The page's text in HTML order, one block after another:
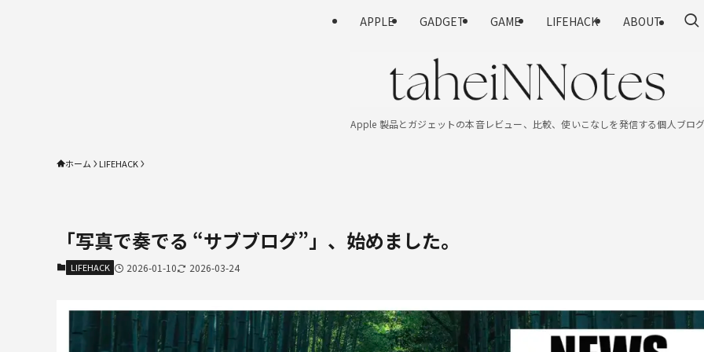
Apple 製品とガジェットの本音レビュー、比較、使いこなしを発信する個人ブロ
APPLE GADGET GAME LIFEHACK ABOUT
ホーム LIFEHACK
「写真で奏でる “サブブログ”」、始めました。
LIFEHACK 2026-01-10 2026-03-24